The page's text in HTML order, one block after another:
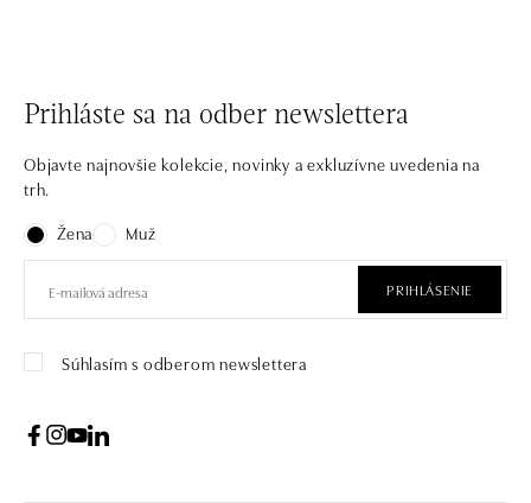
Prihláste sa na odber newslettera
Objavte najnovšie kolekcie, novinky a exkluzívne uvedenia na
trh.
Žena
Muž
PRIHLÁSENIE
Súhlasím s odberom newslettera